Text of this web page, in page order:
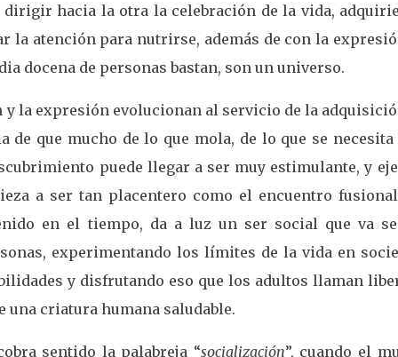
dirigir hacia la otra la celebración de la vida,
la atención para nutrirse, además de con la
docena de personas bastan, son un universo.
y la expresión evolucionan al servicio de la
de que mucho de lo que mola, de lo que se necesita
puede llegar a ser muy estimulante, y
a ser tan placentero como el encuentro
en el tiempo, da a luz un ser social que va
experimentando los límites de la vida en
y disfrutando eso que los adultos llaman
una criatura humana saludable.
sentido la palabreja “socialización”, cuando el